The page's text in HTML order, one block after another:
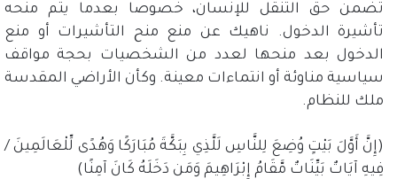
تضمن حق التنقل للإنسان، خصوصا بعدما يتم منحه
تأشيرة الدخول.
ناهيك عن منع منح التأشيرات أو منع
الدخول بعد منحها لعدد من الشخصيات بحجة مواقف
سياسية مناوئة أو انتماءات معينة. وكأن الأراضي المقدسة
ملك للنظام.
(إِنَّ أَوَّلَ بَيْتٍ وُضِعَ لِلنَّاسِ لَلَّذِي بِبَكَّةَ مُبَارَكًا وَهُدًى لِّلْعَالَمِينَ/
فِيهِ آيَاتٌ بَيِّنَاتٌ مَّقَامُ إِبْرَاهِيمَ وَمَن دَخَلَهُ كَانَ آمِنًا)